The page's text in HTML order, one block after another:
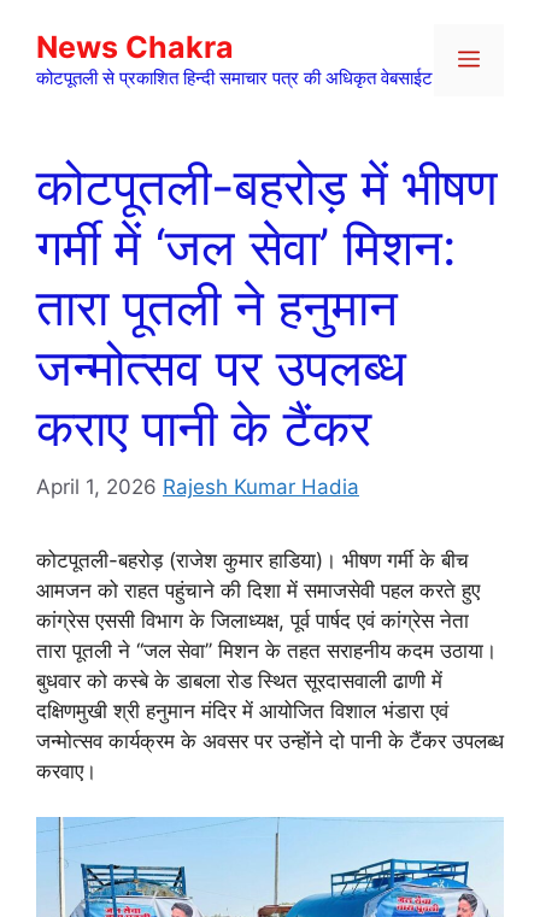
content
News Chakra
कोटपूतली से प्रकाशित हिन्दी समाचार पत्र की अधिकृत वेबसाईट
Menu
कोटपूतली-बहरोड़ में भीषण
गर्मी में ‘जल सेवा’ मिशन:
तारा पूतली ने हनुमान
जन्मोत्सव पर उपलब्ध
कराए पानी के टैंकर
April 1, 2026 Rajesh Kumar Hadia
कोटपूतली-बहरोड़ (राजेश कुमार हाडिया)। भीषण गर्मी के बीच
आमजन को राहत पहुंचाने की दिशा में समाजसेवी पहल करते हुए
कांग्रेस एससी विभाग के जिलाध्यक्ष, पूर्व पार्षद एवं कांग्रेस नेता
तारा पूतली ने ‘‘जल सेवा’’ मिशन के तहत सराहनीय कदम उठाया।
बुधवार को कस्बे के डाबला रोड स्थित सूरदासवाली ढाणी में
दक्षिणमुखी श्री हनुमान मंदिर में आयोजित विशाल भंडारा एवं
जन्मोत्सव कार्यक्रम के अवसर पर उन्होंने दो पानी के टैंकर उपलब्ध
करवाए।